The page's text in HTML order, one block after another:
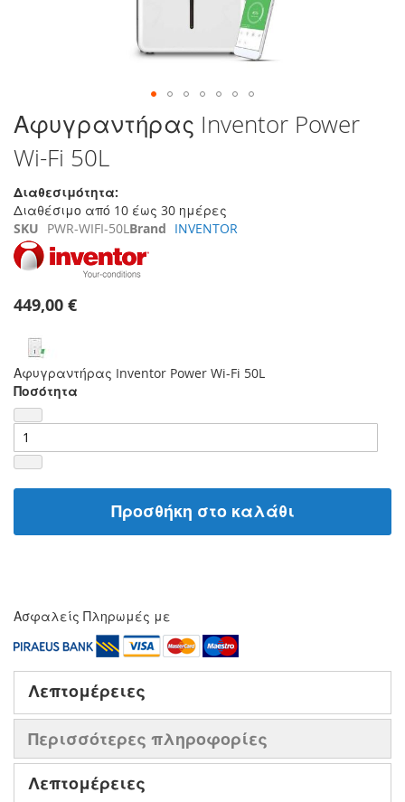
Μετάβαση
στην
αρχή
της
συλλογής
εικόνων
Αφυγραντήρας Inventor Power
Wi-Fi 50L
Διαθεσιμότητα:
Διαθέσιμο από 10 έως 30 ημέρες
SKU PWR-WIFI-50L Brand INVENTOR
449,00 €
Αφυγραντήρας Inventor Power Wi-Fi 50L
Ποσότητα
Προσθήκη στο καλάθι
Ασφαλείς Πληρωμές με
Λεπτομέρειες
Περισσότερες πληροφορίες
Λεπτομέρειες